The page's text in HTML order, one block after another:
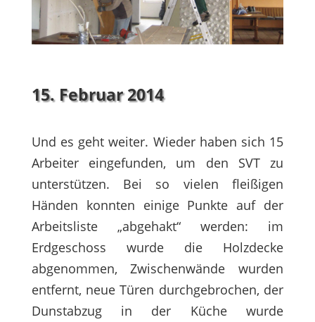
15. Februar 2014
Und es geht weiter. Wieder haben sich 15
Arbeiter eingefunden, um den SVT zu
unterstützen. Bei so vielen fleißigen
Händen konnten einige Punkte auf der
Arbeitsliste „abgehakt“ werden: im
Erdgeschoss wurde die Holzdecke
abgenommen, Zwischenwände wurden
entfernt, neue Türen durchgebrochen, der
Dunstabzug in der Küche wurde